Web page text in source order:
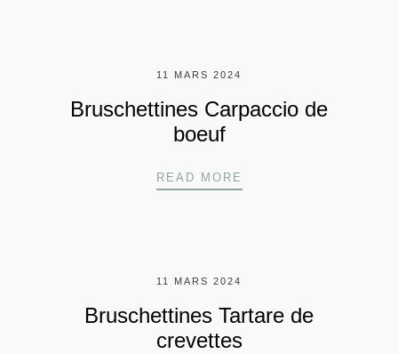
11 MARS 2024
Bruschettines Carpaccio de
boeuf
READ MORE
11 MARS 2024
Bruschettines Tartare de
crevettes